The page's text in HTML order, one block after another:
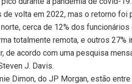
volta em 2022, mas o retorno foi
cerca de 12% dos
totalmente remota, e outros 27%
de acordo com uma pesquisa
J. Davis.
Dimon, do JP Morgan, estão